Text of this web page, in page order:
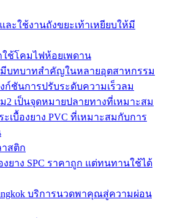
ละใช้งานถังขยะเท้าเหยียบให้มี
ใช้โคมไฟห้อยเพดาน
บทบาทสำคัญในหลายอุตสาหกรรม
งก์ชันการปรับระดับความเร็วลม
2 เป็นจุดหมายปลายทางที่เหมาะสม
เบื้องยาง PVC ที่เหมาะสมกับการ
าสติก
งยาง SPC ราคาถูก แต่ทนทานใช้ได้
บริการนวดพาคุณสู่ความผ่อน